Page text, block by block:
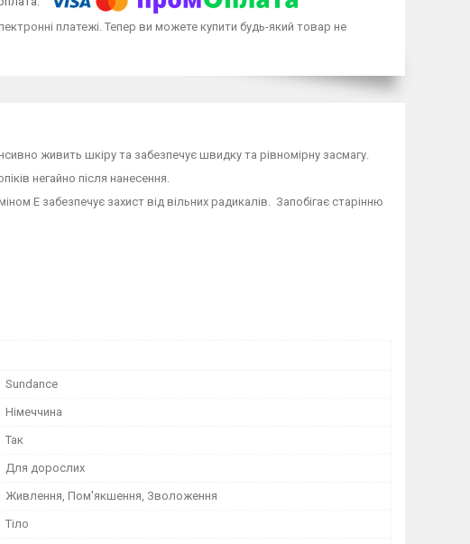
платежі. Тепер ви можете купити будь-який товар не
живить шкіру та забезпечує швидку та рівномірну засмагу.
негайно після нанесення.
Е забезпечує захист від вільних радикалів. Запобігає старінню
Sundance
Німеччина
Так
Для дорослих
Живлення, Пом'якшення, Зволоження
Тіло